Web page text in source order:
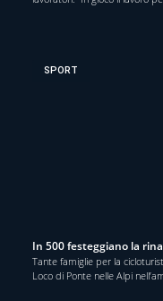
SPORT
In 500 festeggiano la
Tante famiglie per la
Loco di Ponte nelle Alpi